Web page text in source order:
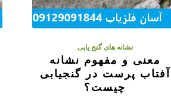
نشانه های گنج یابی
معنی و مفهوم نشانه
آفتاب پرست در گنجیابی
چیست؟